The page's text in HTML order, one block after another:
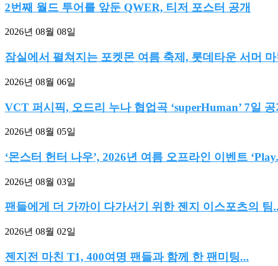
2번째 월드 투어를 앞둔 QWER, 티저 포스터 공개
2026년 08월 08일
잠실에서 펼쳐지는 포켓몬 여름 축제, 롯데타운 서머 마
2026년 08월 06일
VCT 퍼시픽, 오드리 누나 협업곡 ‘superHuman’ 7일 공
2026년 08월 05일
‘몬스터 헌터 나우’, 2026년 여름 오프라인 이벤트
2026년 08월 03일
팬들에게 더 가까이 다가서기 위한 젠지 이스포츠의 팀
2026년 08월 02일
젠지전 마친 T1, 400여명 팬들과 함께 한 팬미팅...